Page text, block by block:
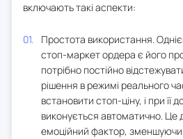
включають такі аспекти:
Простота використання.
стоп-маркет ордера є його
потрібно постійно
рішення в режимі реального
встановити стоп-ціну, і при її
виконується автоматично. Це
емоційний фактор, зменшуючи